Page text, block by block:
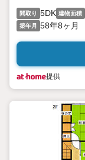
間取り 5DK 建物面積
築年月 58年8ヶ月
提供